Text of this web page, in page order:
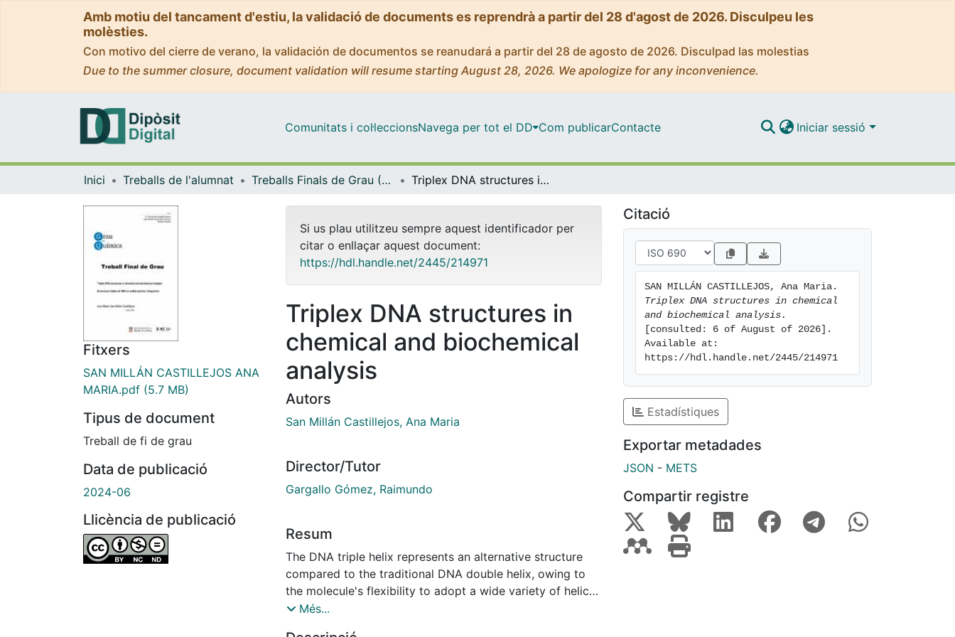
Amb motiu del tancament d'estiu, la validació de documents es reprendrà a partir del 28 d'agost de 2026. Disculpeu les
molèsties.
Con motivo del cierre de verano, la validación de documentos se reanudará a partir del 28 de agosto de 2026. Disculpad las molestias
Due to the summer closure, document validation will resume starting August 28, 2026. We apologize for any inconvenience.
Comunitats i col·leccionsNavega per tot el DD Com publicarContacte Iniciar sessió
Inici Treballs de l'alumnat Treballs Finals de Grau (TFG) - Química Triplex DNA structures in chemical and biochemical analysis
Fitxers
SAN MILLÁN CASTILLEJOS ANA
MARIA.pdf (5.7 MB)
Tipus de document
Treball de fi de grau
Data de publicació
2024-06
Llicència de publicació
Si us plau utilitzeu sempre aquest identificador per
citar o enllaçar aquest document:
https://hdl.handle.net/2445/214971
Triplex DNA structures in
chemical and biochemical
analysis
Autors
San Millán Castillejos, Ana Maria
Director/Tutor
Gargallo Gómez, Raimundo
Resum
The DNA triple helix represents an alternative structure
compared to the traditional DNA double helix, owing to
the molecule's flexibility to adopt a wide variety of helical
structures. Over the past years, the formation and stability
Més...
Citació
Triplex DNA structures in chemical
and biochemical analysis.
[consulted: 6 of August of 2026].
Available at:
https://hdl.handle.net/2445/214971
Estadístiques
Exportar metadades
JSON - METS
Compartir registre